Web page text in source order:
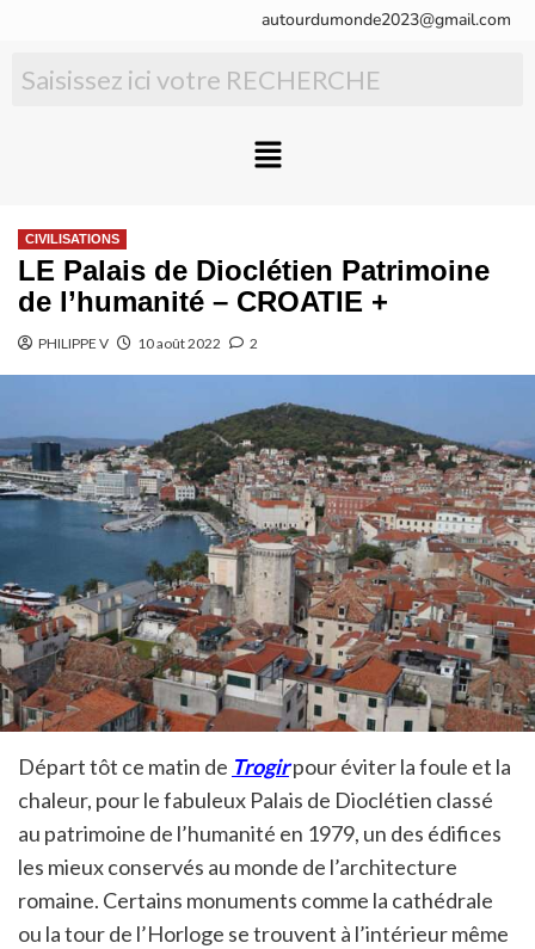
autourdumonde2023@gmail.com
CIVILISATIONS
LE Palais de Dioclétien Patrimoine
de l’humanité – CROATIE +
PHILIPPE V 10 août 2022 2
Départ tôt ce matin de Trogirpour éviter la foule et la
chaleur, pour le fabuleux Palais de Dioclétien classé
au patrimoine de l’humanité en 1979, un des édifices
les mieux conservés au monde de l’architecture
romaine. Certains monuments comme la cathédrale
ou la tour de l’Horloge se trouvent à l’intérieur même